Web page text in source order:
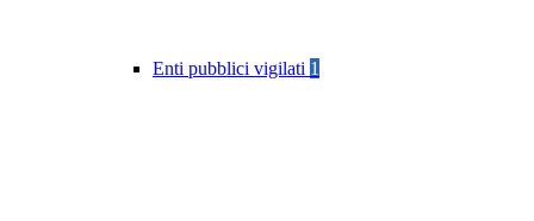
Enti pubblici vigilati 1